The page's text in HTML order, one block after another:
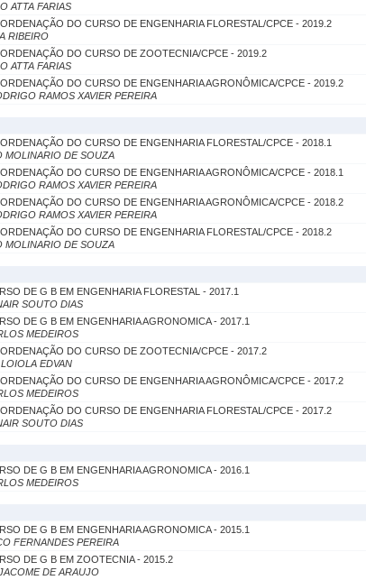
ATTA FARIAS
DO CURSO DE ENGENHARIA FLORESTAL/CPCE - 2019.2
RIBEIRO
DO CURSO DE ZOOTECNIA/CPCE - 2019.2
ATTA FARIAS
DO CURSO DE ENGENHARIA AGRONÔMICA/CPCE - 2019.2
RAMOS XAVIER PEREIRA
DO CURSO DE ENGENHARIA FLORESTAL/CPCE - 2018.1
MOLINARIO DE SOUZA
DO CURSO DE ENGENHARIA AGRONÔMICA/CPCE - 2018.1
RAMOS XAVIER PEREIRA
DO CURSO DE ENGENHARIA AGRONÔMICA/CPCE - 2018.2
RAMOS XAVIER PEREIRA
DO CURSO DE ENGENHARIA FLORESTAL/CPCE - 2018.2
MOLINARIO DE SOUZA
DE G B EM ENGENHARIA FLORESTAL - 2017.1
SOUTO DIAS
DE G B EM ENGENHARIA AGRONOMICA - 2017.1
MEDEIROS
DO CURSO DE ZOOTECNIA/CPCE - 2017.2
EDVAN
DO CURSO DE ENGENHARIA AGRONÔMICA/CPCE - 2017.2
MEDEIROS
DO CURSO DE ENGENHARIA FLORESTAL/CPCE - 2017.2
SOUTO DIAS
DE G B EM ENGENHARIA AGRONOMICA - 2016.1
MEDEIROS
DE G B EM ENGENHARIA AGRONOMICA - 2015.1
FERNANDES PEREIRA
DE G B EM ZOOTECNIA - 2015.2
DE ARAUJO